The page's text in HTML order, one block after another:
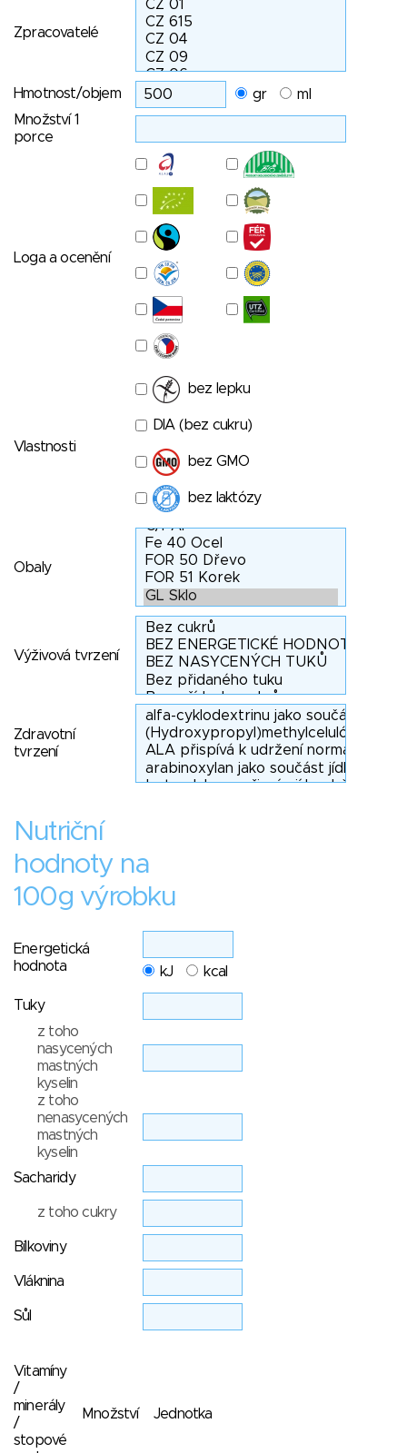
Zpracovatelé
Hmotnost/objem gr
ml
Množství 1
porce
Loga a ocenění
Vlastnosti
bez lepku
DIA (bez cukru)
bez GMO
bez laktózy
Obaly
Výživová tvrzení
Zdravotní
tvrzení
Nutriční
hodnoty na
100g výrobku
Energetická
hodnota
kJ kcal
Tuky
z toho
nasycených
mastných
kyselin
z toho
nenasycených
mastných
kyselin
Sacharidy
z toho cukry
Bílkoviny
Vláknina
Sůl
Vitamíny
/
minerály
/
stopové
Množství Jednotka